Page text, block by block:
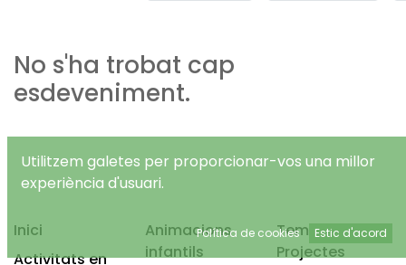
No s'ha trobat cap
esdeveniment.
Inici
Activitats en
Animacions
infantils
Temps Lliure
Projectes
Utilitzem galetes per proporcionar-vos una millor
experiència d'usuari.
Política de cookies Estic d'acord